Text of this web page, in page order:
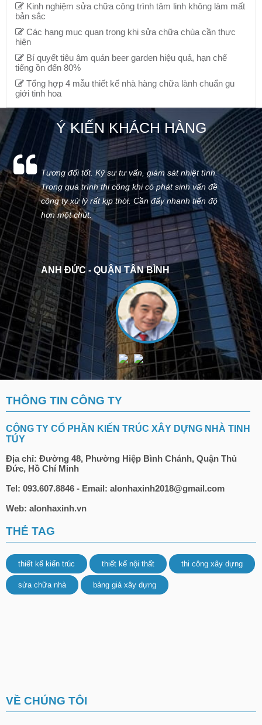
Kinh nghiệm sửa chữa công trình tâm linh không làm mất
bản sắc
Các hạng mục quan trọng khi sửa chữa chùa cần thực
hiện
Bí quyết tiêu âm quán beer garden hiệu quả, hạn chế
tiếng ồn đến 80%
Tổng hợp 4 mẫu thiết kế nhà hàng chữa lành chuẩn gu
giới tinh hoa
Ý KIẾN KHÁCH HÀNG
Tương đối tốt. Kỹ sư tư vấn, giám sát nhiệt tình.
Trong quá trình thi công khi có phát sinh vấn đề
công ty xử lý rất kịp thời. Cần đẩy nhanh tiến độ
hơn một chút.
ANH ĐỨC - QUẬN TÂN BÌNH
THÔNG TIN CÔNG TY
CÔNG TY CỔ PHẦN KIẾN TRÚC XÂY DỰNG NHÀ TINH
TÚY
Địa chỉ: Đường 48, Phường Hiệp Bình Chánh, Quận Thủ
Đức, Hồ Chí Minh
Tel: 093.607.8846 - Email: alonhaxinh2018@gmail.com
Web: alonhaxinh.vn
THẺ TAG
thiết kế kiến trúc thiết kế nội thất thi công xây dựng
sửa chữa nhà bảng giá xây dựng
VỀ CHÚNG TÔI